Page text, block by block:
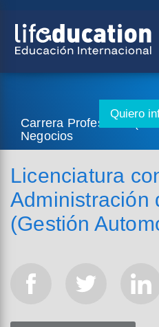
Carrera Profesional (4
Negocios
Licenciatura
Administración
(Gestión